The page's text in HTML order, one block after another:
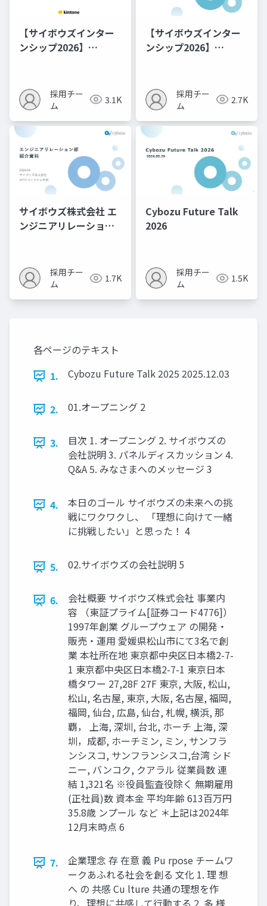
【サイボウズインター
ンシップ2026】
ン・オフライン）コー
ス 紹介資料
採用チー
ム
3.1K
【サイボウズインター
ンシップ2026】
ース 紹介資料
採用チー
ム
2.7K
サイボウズ株式会社 エ
ンジニアリレーション
採用チー
ム
1.7K
Cybozu Future Talk
2026
採用チー
ム
1.5K
各ページのテキスト
1.
Cybozu Future Talk 2025 2025.12.03
2. 01.オープニング 2
3.
目次 1. オープニング 2. サイボウズの
会社説明 3. パネルディスカッション 4.
Q&A 5. みなさまへのメッセージ 3
4.
本日のゴール サイボウズの未来への挑
戦にワクワクし、 「理想に向けて一緒
に挑戦したい」と思った！ 4
5. 02.サイボウズの会社説明 5
6.
会社概要 サイボウズ株式会社 事業内
容 （東証プライム[証券コード4776]）
1997年創業 グループウェア の開発・
販売・運用 愛媛県松山市にて3名で創
業 本社所在地 東京都中央区日本橋2-7-
1 東京都中央区日本橋2-7-1 東京日本
橋タワー 27,28F 27F 東京, 大阪, 松山,
松山, 名古屋, 東京, 大阪, 名古屋, 福岡,
福岡, 仙台, 広島, 仙台, 札幌, 横浜, 那
覇， 上海, 深圳, 台北, ホーチ 上海, 深
圳，成都, ホーチミン, ミン, サンフラ
ンシスコ, サンフランシスコ,台湾 シド
ニー, バンコク, クアラル 従業員数 連
結 1,321名 ※役員監査役除く 無期雇用
(正社員)数 資本金 平均年齢 613百万円
35.8歳 ンプール など ＊上記は2024年
12月末時点 6
7.
企業理念 存 在意 義 Pu rpose チームワ
ークあふれる社会を創る 文化 1. 理 想
へ の 共感 Cu lture 共通の理想を作
り、理想に共感して行動する 2. 多 様